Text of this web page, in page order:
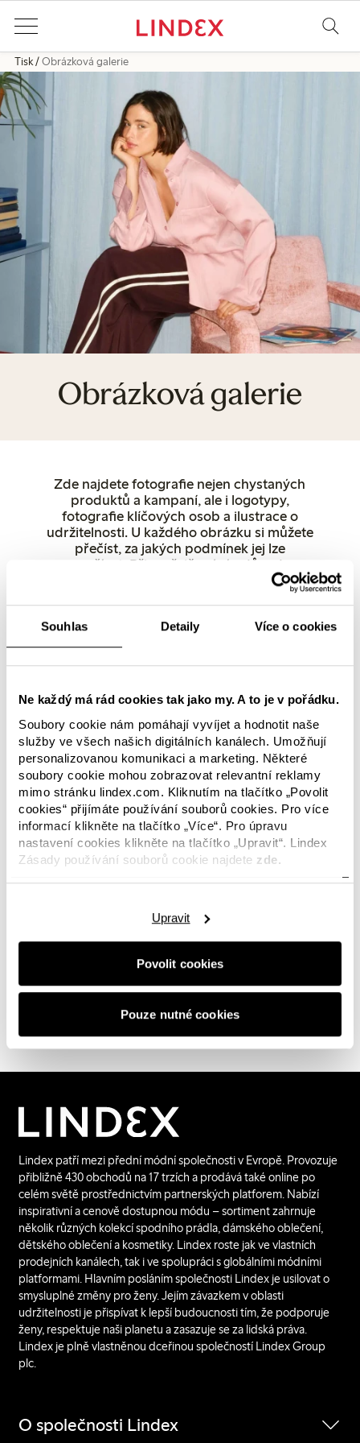
Souhlas Detaily Více o cookies
Ne každý má rád cookies tak jako my. A to je v pořádku.
Soubory cookie nám pomáhají vyvíjet a hodnotit naše
služby ve všech našich digitálních kanálech. Umožňují
personalizovanou komunikaci a marketing. Některé
soubory cookie mohou zobrazovat relevantní reklamy
mimo stránku lindex.com. Kliknutím na tlačítko „Povolit
cookies“ přijímáte používání souborů cookies. Pro více
informací klikněte na tlačítko „Více“. Pro úpravu
nastavení cookies klikněte na tlačítko „Upravit“. Lindex
Zásady používání souborů cookie najdete zde.
Povolit cookies
Upravit
Pouze nutné cookies
Tisk Obrázková galerie
Obrázková galerie
Zde najdete fotografie nejen chystaných
produktů a kampaní, ale i logotypy,
fotografie klíčových osob a ilustrace o
udržitelnosti. U každého obrázku si můžete
přečíst, za jakých podmínek jej lze
používat. Při zveřejňování z důvodu
autorských práv uveďte jako zdroj
Pokud máte dotazy, neváhejte se obrátit
AW26 SS26 Summer Schoolstart
Popřední osoby a mluvčí Prodejny
Logotypy
V této kategorii nejsou k dispozici žádné obrázky?
Nebojte se, tento prostor bude již brzy opět
budeme s vámi rádi v
Lindex patří mezi přední módní společnosti v Evropě. Provozuje
přibližně 430 obchodů na 17 trzích a prodává také online po
celém světě prostřednictvím partnerských platforem. Nabízí
inspirativní a cenově dostupnou módu – sortiment zahrnuje
několik různých kolekcí spodního prádla, dámského oblečení,
dětského oblečení a kosmetiky. Lindex roste jak ve vlastních
prodejních kanálech, tak i ve spolupráci s globálními módními
platformami. Hlavním posláním společnosti Lindex je usilovat o
smysluplné změny pro ženy. Jejím závazkem v oblasti
udržitelnosti je přispívat k lepší budoucnosti tím, že podporuje
ženy, respektuje naši planetu a zasazuje se za lidská práva.
Lindex je plně vlastněnou dceřinou společností Lindex Group
plc.
O společnosti Lindex